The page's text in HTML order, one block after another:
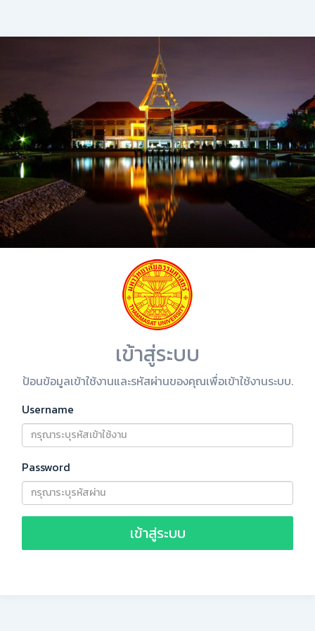
เข้าสู่ระบบ
ป้อนข้อมูลเข้าใช้งานและรหัสผ่านของคุณเพื่อเข้าใช้งานระบบ.
Username
Password